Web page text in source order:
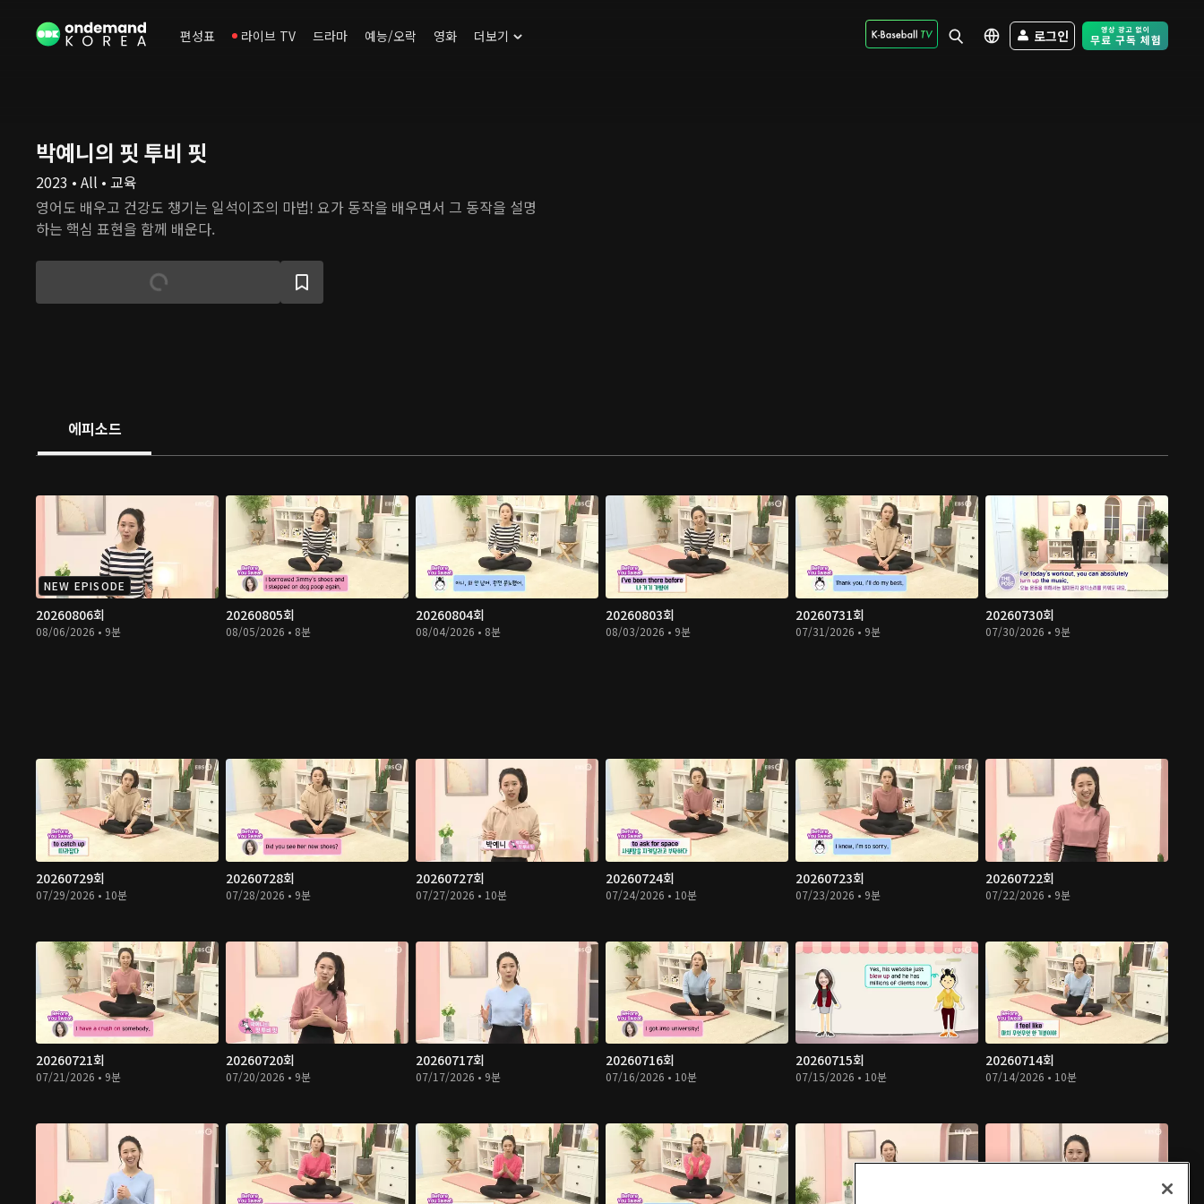
편성표 라이브 TV 드라마 예능/오락 영화 더보기 로그인 Free Trial -
박예니의 핏 투비 핏
2023 • All • 교육
영어도 배우고 건강도 챙기는 일석이조의 마법! 요가 동작을 배우면서 그 동작을 설명
하는 핵심 표현을 함께 배운다.
에피소드
NEW EPISODE
20260806회
08/06/2026 • 9분
20260805회
08/05/2026 • 8분
20260804회
08/04/2026 • 8분
20260803회
08/03/2026 • 9분
20260731회
07/31/2026 • 9분
20260730회
07/30/2026 • 9분
20260729회
07/29/2026 • 10분
20260728회
07/28/2026 • 9분
20260727회
07/27/2026 • 10분
20260724회
07/24/2026 • 10분
20260723회
07/23/2026 • 9분
20260722회
07/22/2026 • 9분
20260721회
07/21/2026 • 9분
20260720회
07/20/2026 • 9분
20260717회
07/17/2026 • 9분
20260716회
07/16/2026 • 10분
20260715회
07/15/2026 • 10분
20260714회
07/14/2026 • 10분